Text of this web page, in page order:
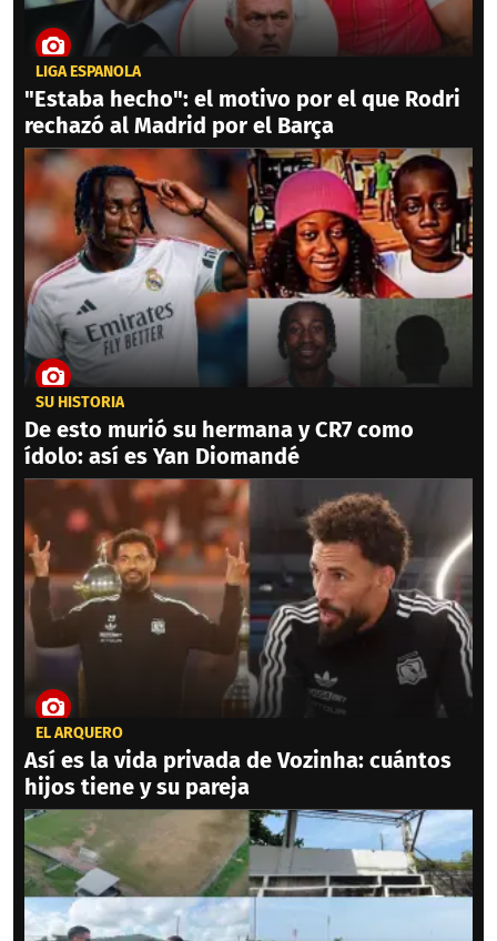
LIGA ESPAÑOLA
"Estaba hecho": el motivo por el que Rodri
rechazó al Madrid por el Barça
SU HISTORIA
De esto murió su hermana y CR7 como
ídolo: así es Yan Diomandé
EL ARQUERO
Así es la vida privada de Vozinha: cuántos
hijos tiene y su pareja